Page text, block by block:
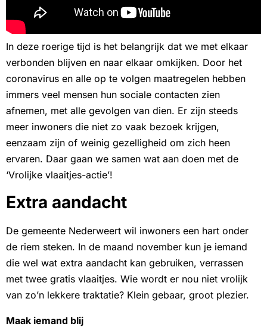
In deze roerige tijd is het belangrijk dat we met elkaar
verbonden blijven en naar elkaar omkijken. Door het
coronavirus en alle op te volgen maatregelen hebben
immers veel mensen hun sociale contacten zien
afnemen, met alle gevolgen van dien. Er zijn steeds
meer inwoners die niet zo vaak bezoek krijgen,
eenzaam zijn of weinig gezelligheid om zich heen
ervaren. Daar gaan we samen wat aan doen met de
‘Vrolijke vlaaitjes-actie’!
Extra aandacht
De gemeente Nederweert wil inwoners een hart onder
de riem steken. In de maand november kun je iemand
die wel wat extra aandacht kan gebruiken, verrassen
met twee gratis vlaaitjes. Wie wordt er nou niet vrolijk
van zo’n lekkere traktatie? Klein gebaar, groot plezier.
Maak iemand blij